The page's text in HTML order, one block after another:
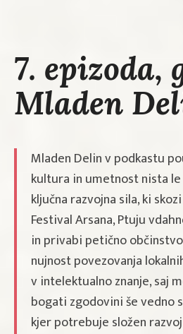
7. epizoda,
Mladen
Mladen Delin v podkastu
kultura in umetnost nista
ključna razvojna sila, ki
Festival Arsana, Ptuju
in privabi petično
nujnost povezovanja
v intelektualno znanje, saj
bogati zgodovini še vedno
kjer potrebuje složen